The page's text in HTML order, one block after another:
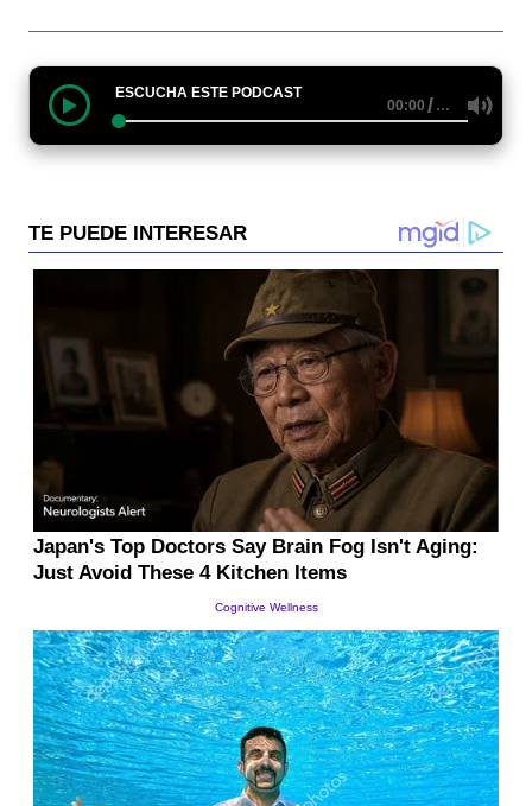
ESCUCHA ESTE PODCAST
00:00 /…